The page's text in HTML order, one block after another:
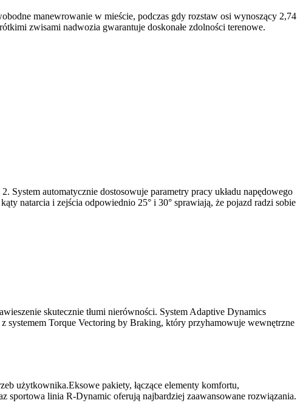
manewrowanie w mieście, podczas gdy rozstaw osi wynoszący 2,74
zwisami nadwozia gwarantuje doskonałe zdolności terenowe.
System automatycznie dostosowuje parametry pracy układu napędowego
natarcia i zejścia odpowiednio 25° i 30° sprawiają, że pojazd radzi sobie
skutecznie tłumi nierówności. System Adaptive Dynamics
systemem Torque Vectoring by Braking, który przyhamowuje wewnętrzne
użytkownika.Eksowe pakiety, łączące elementy komfortu,
sportowa linia R-Dynamic oferują najbardziej zaawansowane rozwiązania.